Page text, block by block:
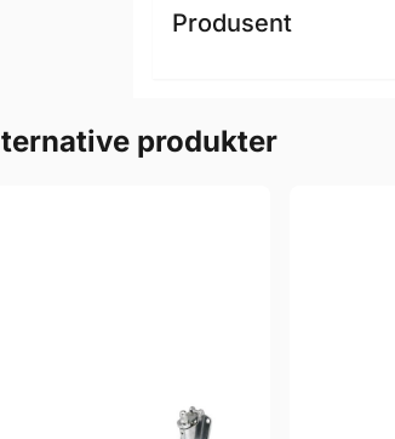
Produsent
produkter